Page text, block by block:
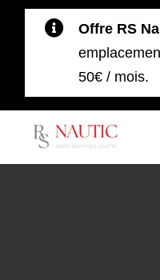
Passer
Offre RS
50€ / mois.